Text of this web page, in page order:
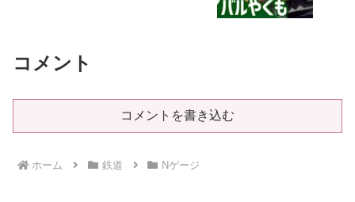
コメント
コメントを書き込む
ホーム 鉄道 Nゲージ